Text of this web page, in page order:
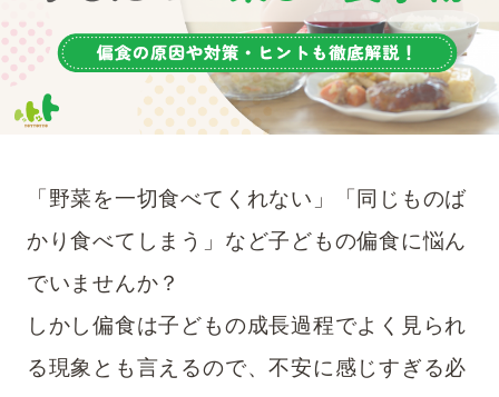
#お祝い #お世話
#おうち遊び #コミュニケーション
#パパ #夜泣き
SNS
このページをシェアする
シェア
「野菜を一切食べてくれない」「同じものば
かり食べてしまう」など子どもの偏食に悩ん
でいませんか？
しかし偏食は子どもの成長過程でよく見られ
る現象とも言えるので、不安に感じすぎる必